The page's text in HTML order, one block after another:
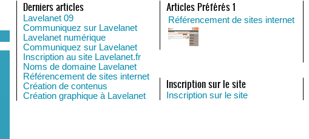
Derniers articles
Lavelanet 09
Communiquez sur Lavelanet
Lavelanet numérique
Communiquez sur Lavelanet
Inscription au site Lavelanet.fr
Noms de domaine Lavelanet
Référencement de sites internet
Création de contenus
Création graphique à Lavelanet
Articles Préférés 1
Référencement de sites internet
Inscription sur le site
Inscription sur le site